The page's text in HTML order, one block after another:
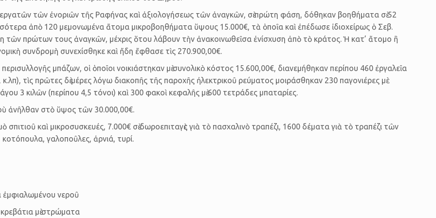
τῶν ἐνο­ριῶν τῆς Ραφήνας καὶ ἀξιολογήσεως τῶν ἀναγκῶν, σὲ πρώτη φάση, δόθηκαν βοηθή­ματα σὲ 52
ἀπὸ 120 μεμονωμένα ἄτομα μικροβοηθήματα ὕψους 15.000€, τὰ ὁποῖα καὶ ἐπέδωσε ἰδιο­χείρως ὁ Σεβ.
τῶν πρώτων τους ἀναγκῶν, μέχρις ὅτου λάβουν τὴν ἀνακοι­νωθεῖσα ἐνίσχυση ἀπὸ τὸ κράτος. Ἡ κατ’ ἄτομο ἢ
συν­δρομὴ συνεχί­σθηκε καὶ ἤδη ἔφθασε τὶς 270.900,00€.
μπά­ζων, οἱ ὁποῖοι νοικιάστηκαν μὲ συνολικὸ κόστος 15.600,00€, διανεμή­θηκαν περί­που 460 ἐργαλεῖα
τὶς πρῶτες δὲ μέρες λόγω διακοπῆς τῆς παροχῆς ἠλεκτρι­κοῦ ρεύματος μοιράσθηκαν 230 παγονιέρες μὲ
3 κι­λῶν (περίπου 4,5 τόνοι) καὶ 300 φακοὶ κεφαλῆς μὲ 600 τετράδες μπαταρίες.
ἀνῆλθαν στὸ ὕψος τῶν 30.000,00€.
σπιτιοῦ καὶ μικρο­συσκευές, 7.000€ σὲ δωροεπιταγὲς γιὰ τὸ πασχαλινὸ τραπέζι, 1600 δέματα γιὰ τὸ τραπέζι τῶν
γαλο­ποῦλες, ἀρνιά, τυρί.
ἐμφιαλωμένου νεροῦ
μὲ στρώματα